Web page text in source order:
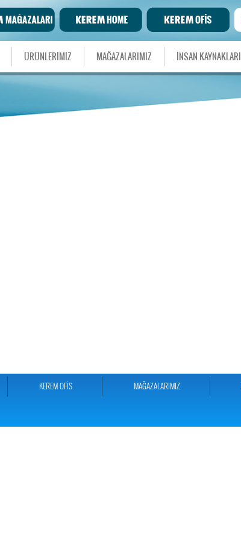
ÜRÜNLERİMİZ MAĞAZALARIMIZ İNSAN KAYNAKLARI
KEREM OFİS MAĞAZALARIMIZ